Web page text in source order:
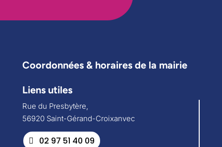
Coordonnées & horaires de la mairie
Liens utiles
Rue du Presbytère,
56920 Saint-Gérand-Croixanvec
02 97 51 40 09